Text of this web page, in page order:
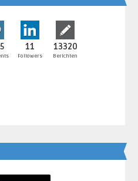
11
Followers
13320
Berichten